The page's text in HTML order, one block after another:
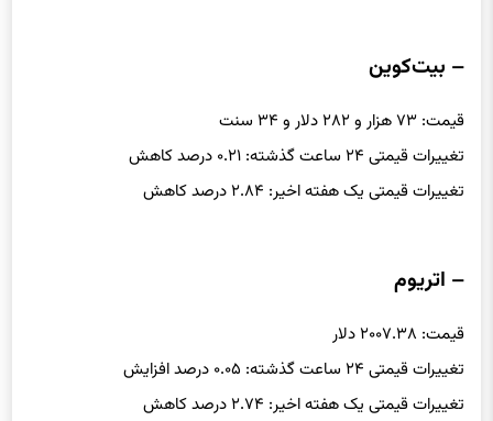
– بیت‌کوین
قیمت: ۷۳ هزار و ۲۸۲ دلار و ۳۴ سنت
تغییرات قیمتی ۲۴ ساعت گذشته: ۰.۲۱ درصد کاهش
تغییرات قیمتی یک هفته اخیر: ۲.۸۴ درصد کاهش
– اتریوم
قیمت: ۲۰۰۷.۳۸ دلار
تغییرات قیمتی ۲۴ ساعت گذشته: ۰.۰۵ درصد افزایش
تغییرات قیمتی یک هفته اخیر: ۲.۷۴ درصد کاهش